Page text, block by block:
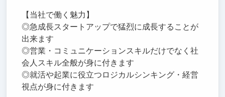
【当社で働く魅力】
◎急成長スタートアップで猛烈に成長することが
出来ます
◎営業・コミュニケーションスキルだけでなく社
会人スキル全般が身に付きます
◎就活や起業に役立つロジカルシンキング・経営
視点が身に付きます